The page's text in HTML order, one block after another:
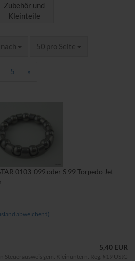
Zubehör und
Kleinteile
50 pro Seite
pro Seite
5 »
0103-099 oder S 99 Torpedo Jet
abweichend)
5,40 EUR
Steuerausweis gem. Kleinuntern.-Reg. §19 UStG